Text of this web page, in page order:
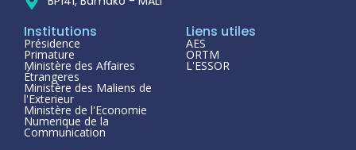
Institutions
Présidence
Primature
Ministère des Affaires
Étrangeres
Ministère des Maliens de
l'Exterieur
Ministère de l'Economie
Numerique de la
Communication
Liens utiles
AES
ORTM
L'ESSOR